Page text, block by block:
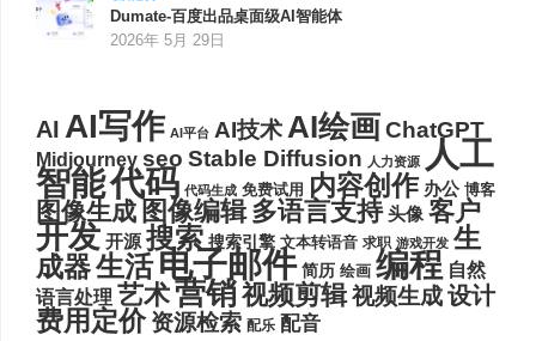
Dumate-百度出品桌面级AI智能体
2026年 5月 29日
AI AI写作 AI平台 AI技术AI绘画ChatGPT
Midjourney seo Stable Diffusion 人力资源 人工
智能代码 代码生成 免费试用 内容创作 办公 博客
图像生成 图像编辑 多语言支持 头像 客户
开发 开源 搜索 搜索引擎 文本转语音 求职 游戏开发 生
成器生活电子邮件 简历 绘画 编程 自然
语言处理 艺术营销视频剪辑视频生成设计
费用定价 资源检索 配乐 配音